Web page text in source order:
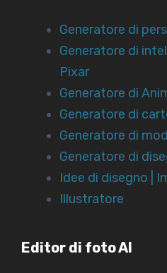
Generatore di
Generatore di
Pixar
Generatore di
Generatore di
Generatore di
Generatore di
Idee di disegno |
Illustratore
Editor di foto AI